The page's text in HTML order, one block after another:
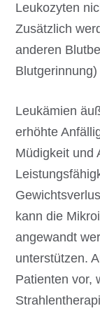
Leukozyten
Zusätzlich
anderen
Leukämien
erhöhte
Müdigkeit und
kann die
angewandt
unterstützen.
Patienten vor,